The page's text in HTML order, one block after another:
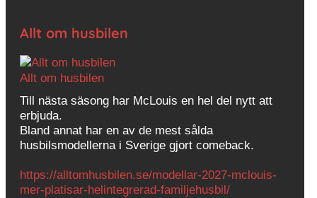
Allt om husbilen
Allt om husbilen
Till nästa säsong har McLouis en hel del nytt att
erbjuda.
Bland annat har en av de mest sålda
husbilsmodellerna i Sverige gjort comeback.
https://alltomhusbilen.se/modellar-2027-mclouis-
mer-platisar-helintegrerad-familjehusbil/